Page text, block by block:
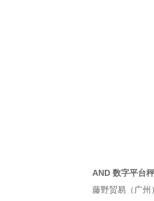
AND 数字平台
藤野贸易（广州